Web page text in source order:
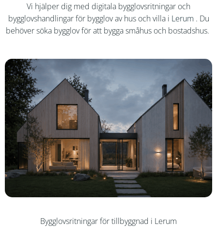
Vi hjälper dig med digitala bygglovsritningar och
bygglovshandlingar för bygglov av hus och villa i Lerum . Du
behöver söka bygglov för att bygga småhus och bostadshus.
Bygglovsritningar för tillbyggnad i Lerum